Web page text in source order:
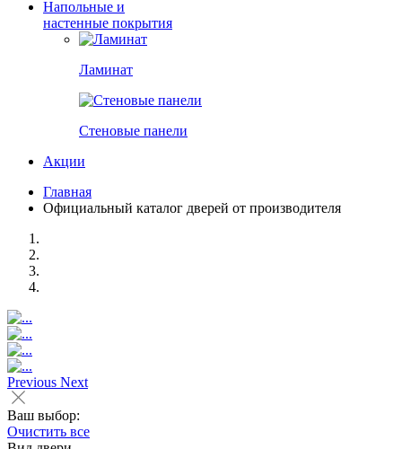
Напольные и
настенные покрытия
Ламинат
Стеновые панели
Акции
Главная
Официальный каталог дверей от производителя
Previous Next
Ваш выбор:
Очистить все